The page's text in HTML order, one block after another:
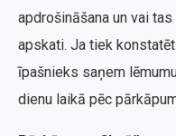
apdrošināšana un vai
apskati. Ja tiek
īpašnieks saņem
dienu laikā pēc